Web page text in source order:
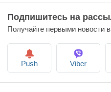
Подпишитесь на
Получайте первыми новости
Push Viber